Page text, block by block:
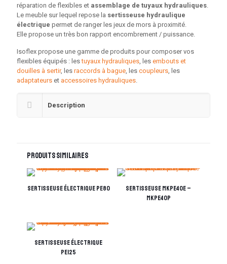
réparation de flexibles et assemblage de tuyaux hydrauliques.
Le meuble sur lequel repose la sertisseuse hydraulique
électrique permet de ranger les jeux de mors à proximité.
Elle propose un très bon rapport encombrement / puissance.
Isoflex propose une gamme de produits pour composer vos
flexibles équipés : lestuyaux hydrauliques, les embouts et
douilles à sertir, les raccords à bague, les coupleurs, les
adaptateurs et accessoires hydrauliques.
Description
Produits similaires
Sertisseuse électrique PE80
Sertisseuse MKPE40E –
MKPE40P
Sertisseuse électrique
PE125